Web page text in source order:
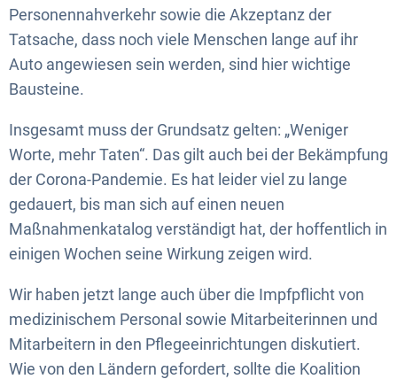
Personennahverkehr sowie die Akzeptanz der
Tatsache, dass noch viele Menschen lange auf ihr
Auto angewiesen sein werden, sind hier wichtige
Bausteine.
Insgesamt muss der Grundsatz gelten: „Weniger
Worte, mehr Taten“. Das gilt auch bei der Bekämpfung
der Corona-Pandemie. Es hat leider viel zu lange
gedauert, bis man sich auf einen neuen
Maßnahmenkatalog verständigt hat, der hoffentlich in
einigen Wochen seine Wirkung zeigen wird.
Wir haben jetzt lange auch über die Impfpflicht von
medizinischem Personal sowie Mitarbeiterinnen und
Mitarbeitern in den Pflegeeinrichtungen diskutiert.
Wie von den Ländern gefordert, sollte die Koalition